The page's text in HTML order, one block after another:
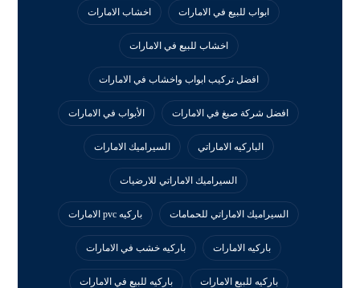
ابواب للبيع في الامارات اخشاب الامارات
اخشاب للبيع في الامارات
افضل تركيب ابواب واخشاب في الامارات
افضل شركة صبغ في الامارات الأبواب في الامارات
الباركيه الاماراتي السيراميك الامارات
السيراميك الاماراتي للارضيات
السيراميك الاماراتي للحمامات باركيه pvc الامارات
باركيه الامارات باركيه خشب في الامارات
باركيه للبيع الامارات باركيه للبيع في الامارات